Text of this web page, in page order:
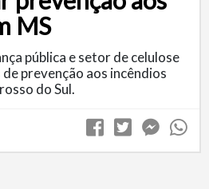
MS
pública e setor de celulose
prevenção aos incêndios
do Sul.